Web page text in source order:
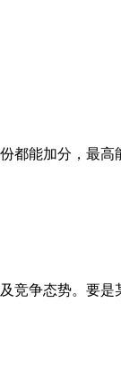
能加分，最高
争态势。要是